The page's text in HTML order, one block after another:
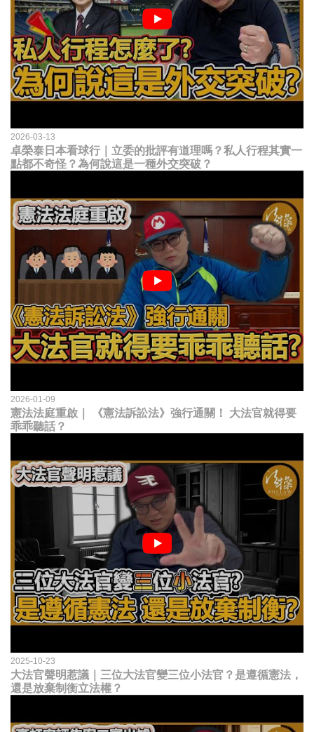
2026-03-13
卓榮泰日本看球行｜立委的批評有道理嗎？私人行程其實一
點都不奇怪？為何說這是一種外交突破？
2026-01-09
憲法法庭重啟｜ 《憲法訴訟法》強行通關！ 大法官就得要
乖乖聽話？
2025-10-23
大法官聲明惹議｜三位大法官變三位小法官？是遵循憲法，
還是放棄制衡立法權？